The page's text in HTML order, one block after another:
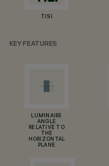
TISI
KEY FEATURES
LUMINAIRE
ANGLE
RELATIVE TO
THE
HORIZONTAL
PLANE